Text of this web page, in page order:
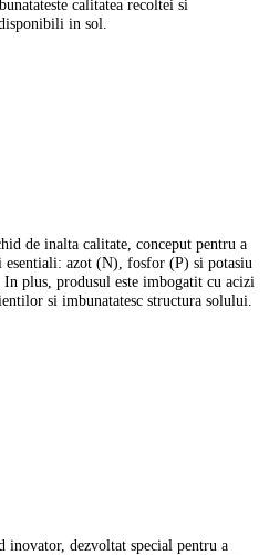
calitatea recoltei si
in sol.
de inalta calitate, conceput pentru a
azot (N), fosfor (P) si potasiu
plus, produsul este imbogatit cu acizi
si imbunatatesc structura solului.
dezvoltat special pentru a